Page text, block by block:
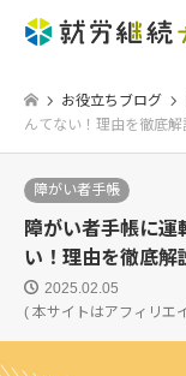
お役立ちブログ
んてない！理由を徹底解
障がい者手帳
障がい者手帳に
い！理由を徹底解
2025.02.05